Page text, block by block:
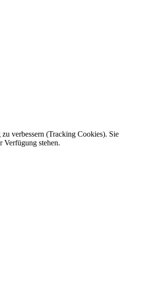
verbessern (Tracking Cookies). Sie
Verfügung stehen.